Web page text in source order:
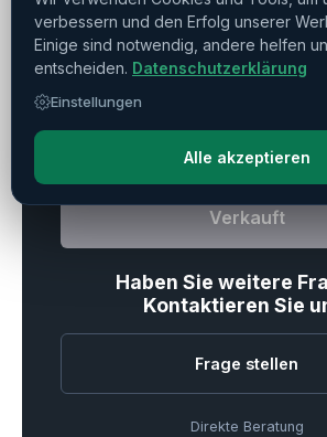
Drucken Teilen
Verkauft
Haben Sie weitere
Kontaktieren Sie
Frage stellen
Direkte Beratung
verbessern und den Erfolg unserer
Einige sind notwendig, andere helfen
entscheiden. Datenschutzerklärung
Einstellungen
Alle akzeptieren